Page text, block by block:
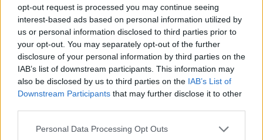
opt-out request is processed you may continue seeing
interest-based ads based on personal information utilized by
us or personal information disclosed to third parties prior to
your opt-out. You may separately opt-out of the further
disclosure of your personal information by third parties on the
IAB’s list of downstream participants. This information may
also be disclosed by us to third parties on the IAB’s List of
Downstream Participants that may further disclose it to other
Please note that this website/app uses one or more Google
Personal Data Processing Opt Outs
HELLENiQ ENERGY: Κέρδη 393 εκατ. ευρώ στο α' εξάμηνο –
Στα 734 εκατ. ευρώ τα EBITDA